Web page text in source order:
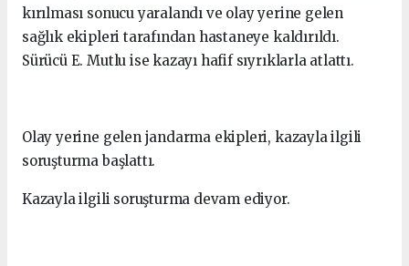
kırılması sonucu yaralandı ve olay yerine gelen
sağlık ekipleri tarafından hastaneye kaldırıldı.
Sürücü E. Mutlu ise kazayı hafif sıyrıklarla atlattı.
Olay yerine gelen jandarma ekipleri, kazayla ilgili
soruşturma başlattı.
Kazayla ilgili soruşturma devam ediyor.